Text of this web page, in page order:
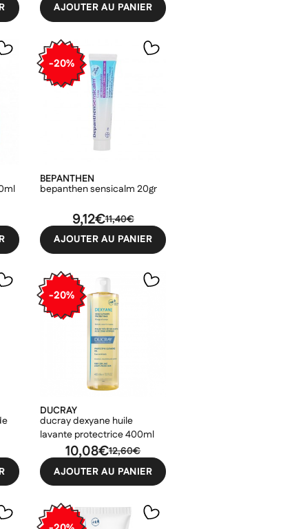
AJOUTER AU PANIER
-20%
BEPANTHEN
bepanthen sensicalm 20gr
11,40€
9,12€
AJOUTER AU PANIER
-20%
DUCRAY
ducray dexyane huile
lavante protectrice 400ml
12,60€
10,08€
AJOUTER AU PANIER